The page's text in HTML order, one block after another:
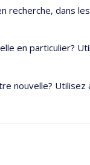
recherche, dans
en particulier?
nouvelle? Utilisez